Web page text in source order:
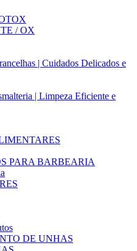
/ OX
| Cuidados Delicados e
| Limpeza Eficiente e
PARA BARBEARIA
DE UNHAS